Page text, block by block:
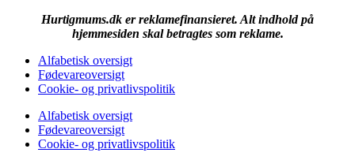
Hurtigmums.dk er reklamefinansieret. Alt indhold på
hjemmesiden skal betragtes som reklame.
Alfabetisk oversigt
Fødevareoversigt
Cookie- og privatlivspolitik
Alfabetisk oversigt
Fødevareoversigt
Cookie- og privatlivspolitik